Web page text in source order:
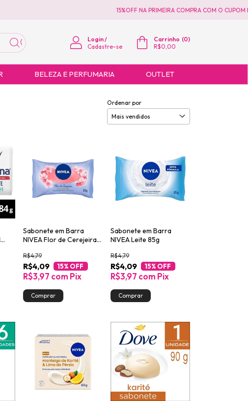
15%OFF NA PRIMEIRA COMPRA COM O CUPOM
Login /
Cadastre-se
Carrinho (0)
R$0,00
BELEZA E PERFUMARIA OUTLET
Ordenar por
Sabonete em Barra
NIVEA Flor de Cerejeira
R$4,09
R$4,79
15% OFF
R$3,97 com Pix
Sabonete em Barra
NIVEA Leite 85g
R$4,09
R$4,79
15% OFF
R$3,97 com Pix